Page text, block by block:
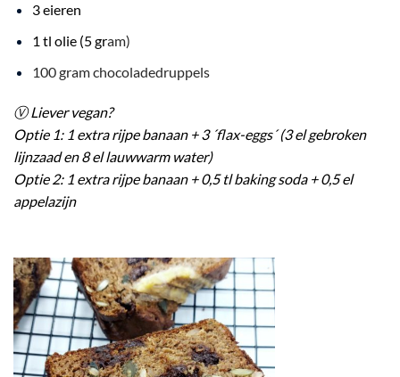
3 eieren
1 tl olie (5 gram)
100 gram chocoladedruppels
ⓋLiever vegan?
Optie 1: 1 extra rijpe banaan + 3 ´flax-eggs´ (3 el gebroken
lijnzaad en 8 el lauwwarm water)
Optie 2: 1 extra rijpe banaan + 0,5 tl baking soda + 0,5 el
appelazijn